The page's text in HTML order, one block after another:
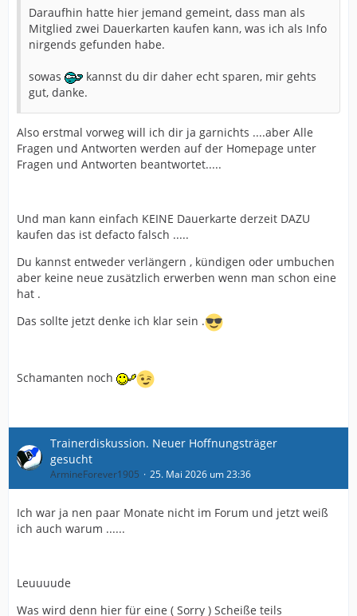
Daraufhin hatte hier jemand gemeint, dass man als
Mitglied zwei Dauerkarten kaufen kann, was ich als Info
nirgends gefunden habe.
sowas
kannst du dir daher echt sparen, mir gehts
gut, danke.
Also erstmal vorweg will ich dir ja garnichts ....aber Alle
Fragen und Antworten werden auf der Homepage unter
Fragen und Antworten beantwortet.....
Und man kann einfach KEINE Dauerkarte derzeit DAZU
kaufen das ist defacto falsch .....
Du kannst entweder verlängern , kündigen oder umbuchen
aber keine neue zusätzlich erwerben wenn man schon eine
hat .
Das sollte jetzt denke ich klar sein .
Schamanten noch
Trainerdiskussion. Neuer Hoffnungsträger
gesucht
ArmineForever1905 25. Mai 2026 um 23:36
Ich war ja nen paar Monate nicht im Forum und jetzt weiß
ich auch warum ......
Leuuuude
Was wird denn hier für eine ( Sorry ) Scheiße teils